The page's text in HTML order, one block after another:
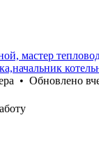
мастер
• Обновлено